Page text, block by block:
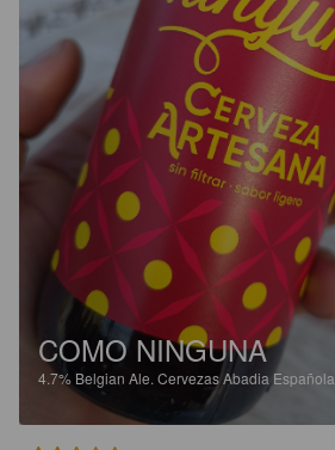
COMO NINGUNA
4.7% Belgian Ale. Cervezas Abadia Española.